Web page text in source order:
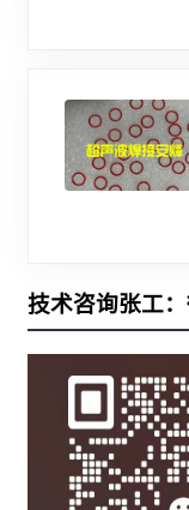
技术咨询张工